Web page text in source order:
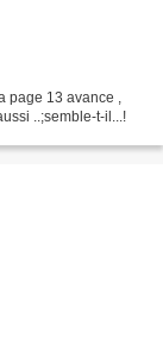
page 13 avance ,
..;semble-t-il...!